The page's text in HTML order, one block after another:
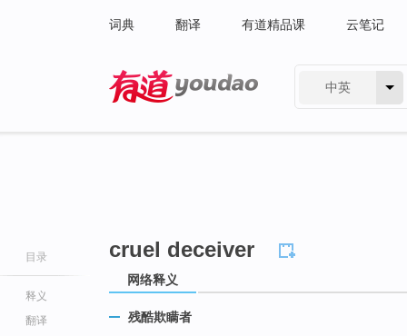
词典 翻译 有道精品课 云笔记
中英
目录
释义
翻译
cruel deceiver
网络释义
残酷欺瞒者